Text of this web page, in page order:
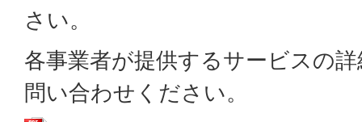
さい。
各事業者が提供するサービスの
問い合わせください。